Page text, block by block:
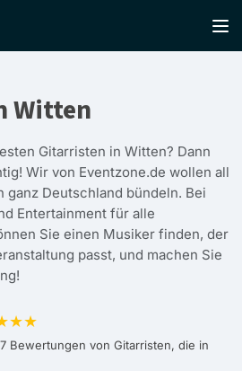
Witten
Gitarristen in Witten? Dann
Wir von Eventzone.de wollen all
ganz Deutschland bündeln. Bei
Entertainment für alle
Sie einen Musiker finden, der
passt, und machen Sie
Bewertungen von Gitarristen, die in